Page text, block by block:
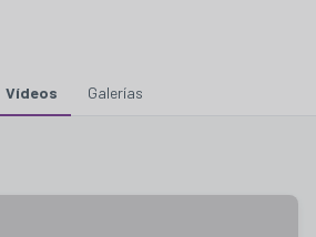
Vídeos Galerías